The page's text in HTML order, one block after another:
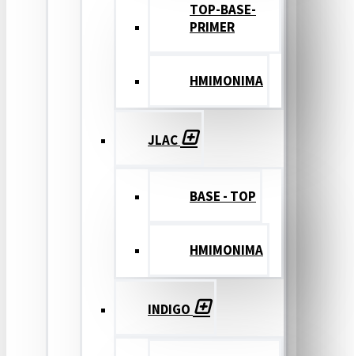
TOP-BASE-
PRIMER
ΗΜΙΜΟΝΙΜΑ
JLAC
BASE - TOP
ΗΜΙΜΟΝΙΜΑ
INDIGO